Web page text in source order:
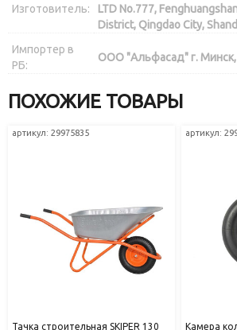
Изготовитель:
LTD No.777,
District, Qingdao City,
Импортер в
РБ:
ООО "Альфасад" г. Минск,
ПОХОЖИЕ ТОВАРЫ
артикул: 29975835
Тачка строительная SKIPER 130
артикул:
Камера